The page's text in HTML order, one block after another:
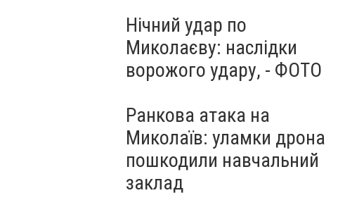
Нічний удар по
Миколаєву: наслідки
ворожого удару, - ФОТО
Ранкова атака на
Миколаїв: уламки дрона
пошкодили навчальний
заклад